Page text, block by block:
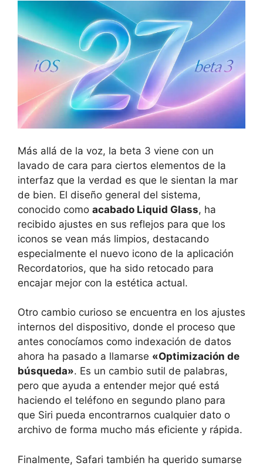
Más allá de la voz, la beta 3 viene con un
lavado de cara para ciertos elementos de la
interfaz que la verdad es que le sientan la mar
de bien. El diseño general del sistema,
conocido como acabado Liquid Glass, ha
recibido ajustes en sus reflejos para que los
iconos se vean más limpios, destacando
especialmente el nuevo icono de la aplicación
Recordatorios, que ha sido retocado para
encajar mejor con la estética actual.
Otro cambio curioso se encuentra en los ajustes
internos del dispositivo, donde el proceso que
antes conocíamos como indexación de datos
ahora ha pasado a llamarse «Optimización de
búsqueda». Es un cambio sutil de palabras,
pero que ayuda a entender mejor qué está
haciendo el teléfono en segundo plano para
que Siri pueda encontrarnos cualquier dato o
archivo de forma mucho más eficiente y rápida.
Finalmente, Safari también ha querido sumarse